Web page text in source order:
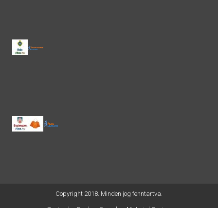
Copyright 2018. Minden jog fenntartva.